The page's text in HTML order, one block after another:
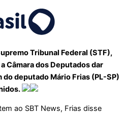
Tribunal Federal (STF),
Câmara dos Deputados dar
deputado Mário Frias (PL-SP)
ao SBT News, Frias disse